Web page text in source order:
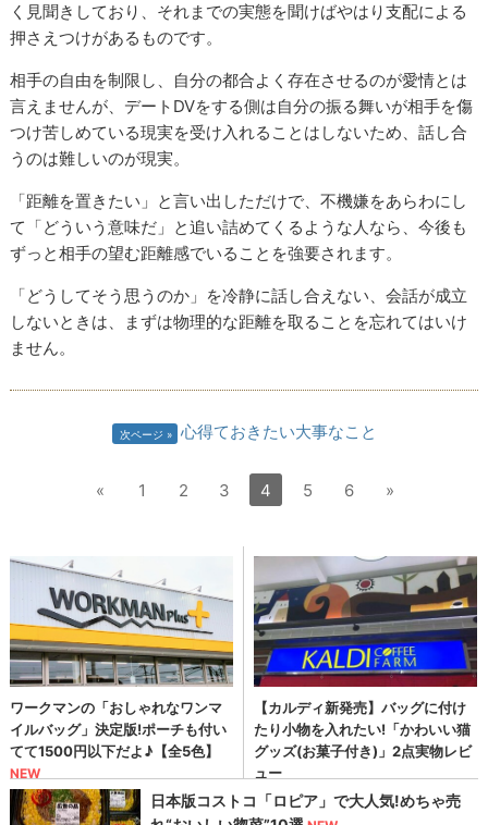
く見聞きしており、それまでの実態を聞けばやはり支配による
押さえつけがあるものです。
相手の自由を制限し、自分の都合よく存在させるのが愛情とは
言えませんが、デートDVをする側は自分の振る舞いが相手を傷
つけ苦しめている現実を受け入れることはしないため、話し合
うのは難しいのが現実。
「距離を置きたい」と言い出しただけで、不機嫌をあらわにし
て「どういう意味だ」と追い詰めてくるような人なら、今後も
ずっと相手の望む距離感でいることを強要されます。
「どうしてそう思うのか」を冷静に話し合えない、会話が成立
しないときは、まずは物理的な距離を取ることを忘れてはいけ
ません。
次ページ 心得ておきたい大事なこと
« 1 2 3 4 5 6 »